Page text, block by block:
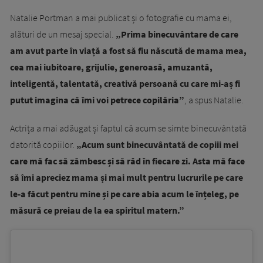
Natalie Portman a mai publicat și o fotografie cu mama ei,
alături de un mesaj special. „Prima binecuvântare de care
am avut parte în viață a fost să fiu născută de mama mea,
cea mai iubitoare, grijulie, generoasă, amuzantă,
inteligentă, talentată, creativă persoană cu care mi-aș fi
putut imagina că îmi voi petrece copilăria” , a spus Natalie.
Actrița a mai adăugat și faptul că acum se simte binecuvântată
datorită copiilor. „Acum sunt binecuvântată de copiii mei
care mă fac să zâmbesc și să râd în fiecare zi. Asta mă face
să îmi apreciez mama și mai mult pentru lucrurile pe care
le-a făcut pentru mine și pe care abia acum le înțeleg, pe
măsură ce preiau de la ea spiritul matern.”